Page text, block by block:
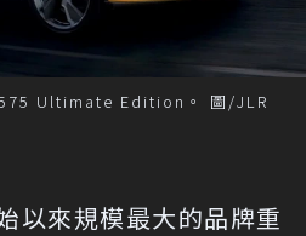
Ultimate Edition。 圖/JLR
以來規模最大的品牌重